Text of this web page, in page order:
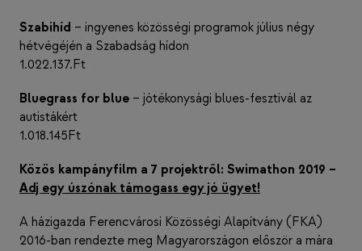
Szabihíd – ingyenes közösségi programok július négy
hétvégéjén a Szabadság hídon
1.022.137.Ft
Bluegrass for blue – jótékonysági blues-fesztivál az
autistákért
1.018.145Ft
Közös kampányfilm a 7 projektről: Swimathon 2019 –
Adj egy úszónak támogass egy jó ügyet!
A házigazda Ferencvárosi Közösségi Alapítvány (FKA)
2016-ban rendezte meg Magyarországon először a mára